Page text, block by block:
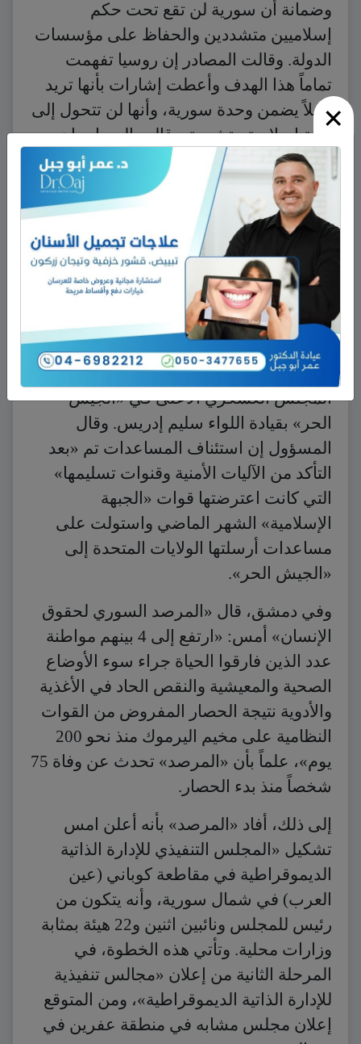
×
وضمانة أن سورية لن تقع تحت حكم
إسلاميين متشددين والحفاظ على مؤسسات
الدولة. وقالت المصادر إن روسيا تفهمت
تماماً هذا الهدف وأعطت إشارات بأنها تريد
بديلاً يضمن وحدة سورية، وأنها لن تتحول إلى
دولة إسلامية متشددة. وقالت المصادر إن
روسيا فهمت بوضوح أنه كلما طال الوضع
على ما هو في سورية طالما عززت التيارات
الإسلامية المتشددة الإرهابية وجودها في
البلد، وهذا ليس من مصلحة روسيا.
وفي واشنطن، أكد مسؤول أميركي لـ
«الحياة» أن واشنطن استأنفت بعد توقف
استمر شهراً ونصف شهر، إرسال
المساعدات إلى المعارضة المدنية وعبر
الحدود التركية – السورية بـ «تنسيق» مع
المجلس العسكري الأعلى في «الجيش
الحر» بقيادة اللواء سليم إدريس. وقال
المسؤول إن استئناف المساعدات تم «بعد
التأكد من الآليات الأمنية وقنوات تسليمها»
التي كانت اعترضتها قوات «الجبهة
الإسلامية» الشهر الماضي واستولت على
مساعدات أرسلتها الولايات المتحدة إلى
«الجيش الحر».
وفي دمشق، قال «المرصد السوري لحقوق
الإنسان» أمس: «ارتفع إلى 4 بينهم مواطنة
عدد الذين فارقوا الحياة جراء سوء الأوضاع
الصحية والمعيشية والنقص الحاد في الأغذية
والأدوية نتيجة الحصار المفروض من القوات
النظامية على مخيم اليرموك منذ نحو 200
يوم»، علماً بأن «المرصد» تحدث عن وفاة 75
شخصاً منذ بدء الحصار.
إلى ذلك، أفاد «المرصد» بأنه أعلن امس
تشكيل «المجلس التنفيذي للإدارة الذاتية
الديموقراطية في مقاطعة كوباني (عين
العرب) في شمال سورية، وأنه يتكون من
رئيس للمجلس ونائبين اثنين و22 هيئة بمثابة
وزارات محلية. وتأتي هذه الخطوة، في
المرحلة الثانية من إعلان «مجالس تنفيذية
للإدارة الذاتية الديموقراطية»، ومن المتوقع
إعلان مجلس مشابه في منطقة عفرين في